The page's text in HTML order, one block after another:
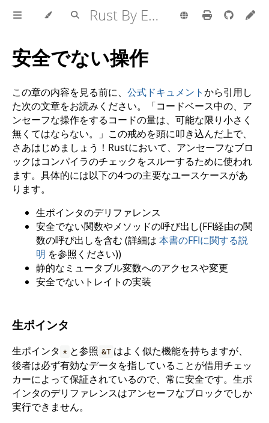
Rust By Example
安全でない操作
この章の内容を見る前に、 公式ドキュメントから引用し
た次の文章をお読みください。「コードベース中の、ア
ンセーフな操作をするコードの量は、可能な限り小さく
無くてはならない。」この戒めを頭に叩き込んだ上で、
さあはじめましょう！Rustにおいて、アンセーフなブロ
ックはコンパイラのチェックをスルーするために使われ
ます。具体的には以下の4つの主要なユースケースがあ
ります。
生ポインタのデリファレンス
安全でない関数やメソッドの呼び出し(FFI経由の関
数の呼び出しを含む (詳細は 本書のFFIに関する説
明 を参照ください))
静的なミュータブル変数へのアクセスや変更
安全でないトレイトの実装
生ポインタ
生ポインタ * と参照 &T はよく似た機能を持ちますが、
後者は必ず有効なデータを指していることが借用チェッ
カーによって保証されているので、常に安全です。生ポ
インタのデリファレンスはアンセーフなブロックでしか
実行できません。